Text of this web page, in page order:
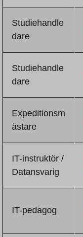
Studiehandle
dare
Studiehandle
dare
Expeditionsm
ästare
IT-instruktör /
Datansvarig
IT-pedagog